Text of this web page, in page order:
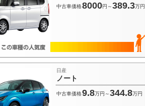
中古車価格8000円～389.3万円
ノート
日産
中古車価格9.8万円～344.8万円